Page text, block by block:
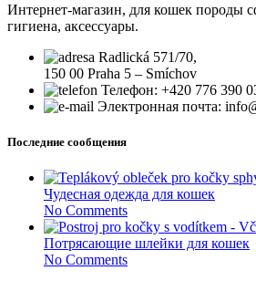
Интернет-магазин, для кошек породы
гигиена, аксессуары.
Radlická 571/70,
150 00 Praha 5 – Smíchov
Телефон: +420 776 390
Электронная почта:
Последние сообщения
Чудесная одежда для кошек
No Comments
Потрясающие шлейки для кошек
No Comments